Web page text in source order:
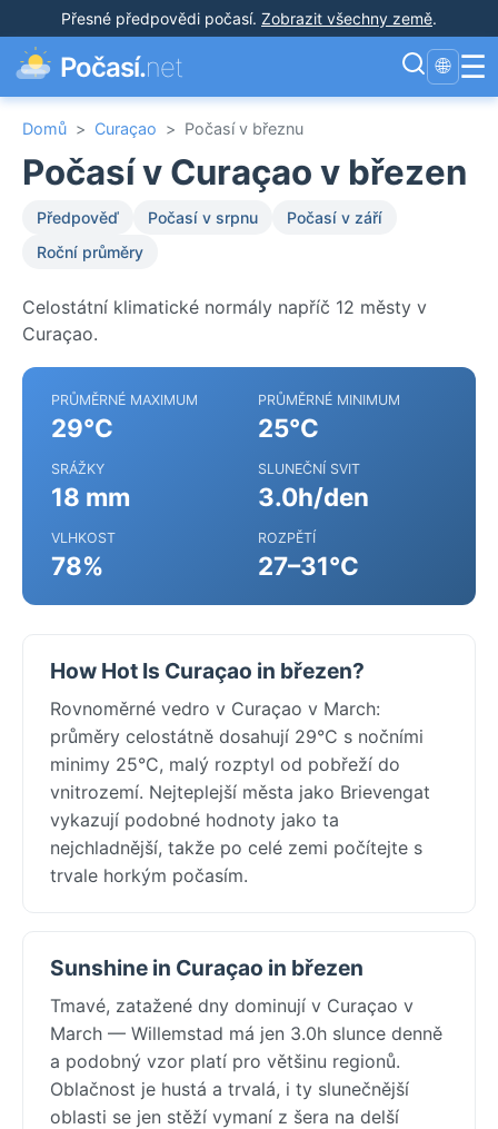
Přesné předpovědi počasí. Zobrazit všechny země.
Počasí.net 🌐 ☰
Domů > Curaçao > Počasí v březnu
Počasí v Curaçao v březen
Předpověď Počasí v srpnu
Počasí v září
Roční průměry
Celostátní klimatické normály napříč 12 městy v
Curaçao.
PRŮMĚRNÉ MAXIMUM
29°C
PRŮMĚRNÉ MINIMUM
25°C
SRÁŽKY
18 mm
SLUNEČNÍ SVIT
3.0h/den
VLHKOST
78%
ROZPĚTÍ
27–31°C
How Hot Is Curaçao in březen?
Rovnoměrné vedro v Curaçao v March:
průměry celostátně dosahují 29°C s nočními
minimy 25°C, malý rozptyl od pobřeží do
vnitrozemí. Nejteplejší města jako Brievengat
vykazují podobné hodnoty jako ta
nejchladnější, takže po celé zemi počítejte s
trvale horkým počasím.
Sunshine in Curaçao in březen
Tmavé, zatažené dny dominují v Curaçao v
March — Willemstad má jen 3.0h slunce denně
a podobný vzor platí pro většinu regionů.
Oblačnost je hustá a trvalá, i ty slunečnější
oblasti se jen stěží vymaní z šera na delší